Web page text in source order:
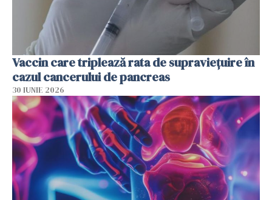
Vaccin care triplează rata de supraviețuire în
cazul cancerului de pancreas
30 IUNIE 2026